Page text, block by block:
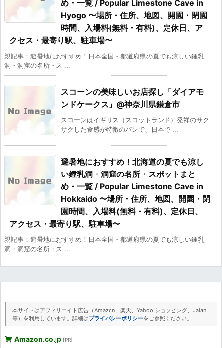
め・一覧 / Popular Limestone Cave in
Hyogo 〜場所・住所、地図、開園・閉園
時間、入場料(無料・有料)、定休日、ア
クセス・最寄り駅、駐車場〜
親記事：避暑地におすすめ！日本全国・都道府県の夏でも涼しい鍾乳
洞・洞窟の名所・ス ...
スコーンの美味しいお店探し「ダイアモ
ンドケークス」@神奈川県鎌倉市
スコーンはイギリス（スコットランド）発祥のサク
サクした食感が特徴のパンで、日本で ...
避暑地におすすめ！北海道の夏でも涼し
い鍾乳洞・洞窟の名所・スポットまと
め・一覧 / Popular Limestone Cave in
Hokkaido 〜場所・住所、地図、開園・閉
園時間、入場料(無料・有料)、定休日、
アクセス・最寄り駅、駐車場〜
親記事：避暑地におすすめ！日本全国・都道府県の夏でも涼しい鍾乳
洞・洞窟の名所・ス ...
本サイトはアフィリエイト広告（Amazon、楽天、Yahoo!ショッピング、Jalan
等）を利用しています。詳細はプライバシーポリシーをご参照ください。
Amazon.co.jp [PR]